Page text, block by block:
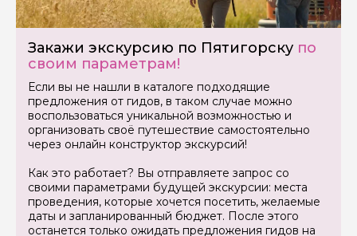
Закажи экскурсию по Пятигорску по
своим параметрам!
Если вы не нашли в каталоге подходящие
предложения от гидов, в таком случае можно
воспользоваться уникальной возможностью и
организовать своё путешествие самостоятельно
через онлайн конструктор экскурсий!
Как это работает? Вы отправляете запрос со
своими параметрами будущей экскурсии: места
проведения, которые хочется посетить, желаемые
даты и запланированный бюджет. После этого
останется только ожидать предложения гидов на